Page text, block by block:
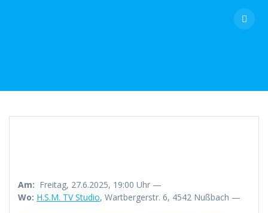
Am: Freitag, 27.6.2025, 19:00 Uhr —
Wo: H.S.M. TV Studio, Wartbergerstr. 6, 4542 Nußbach —